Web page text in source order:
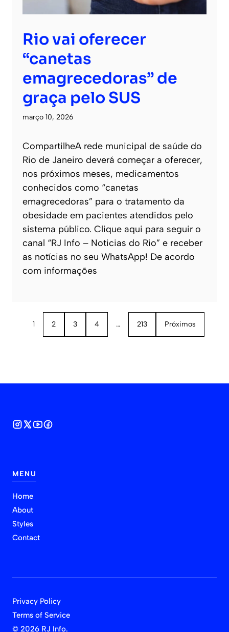
Rio vai oferecer
“canetas
emagrecedoras” de
graça pelo SUS
março 10, 2026
CompartilheA rede municipal de saúde do
Rio de Janeiro deverá começar a oferecer,
nos próximos meses, medicamentos
conhecidos como “canetas
emagrecedoras” para o tratamento da
obesidade em pacientes atendidos pelo
sistema público. Clique aqui para seguir o
canal “RJ Info – Noticias do Rio” e receber
as notícias no seu WhatsApp! De acordo
com informações
1 2 3 4 … 213 Próximos
MENU
Home
About
Styles
Contact
© 2026 RJ Info.
Privacy Policy
Terms of Service